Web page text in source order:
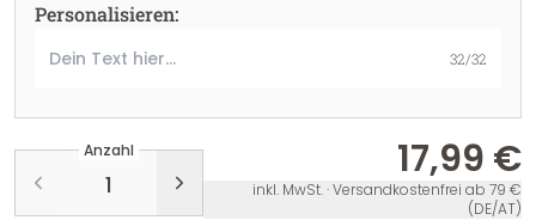
Personalisieren:
32/32
Anzahl 17,99 €
inkl. MwSt. · Versandkostenfrei ab 79 €
(DE/AT)